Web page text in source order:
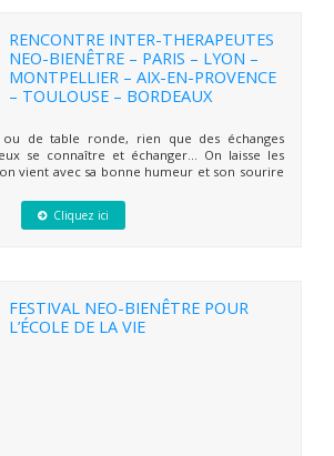
RENCONTRE INTER-THERAPEUTES
NEO-BIENÊTRE – PARIS – LYON –
MONTPELLIER – AIX-EN-PROVENCE
– TOULOUSE – BORDEAUX
ou de table ronde, rien que des échanges
se connaître et échanger… On laisse les
vient avec sa bonne humeur et son sourire
Cliquez ici
FESTIVAL NEO-BIENÊTRE POUR
L’ÉCOLE DE LA VIE